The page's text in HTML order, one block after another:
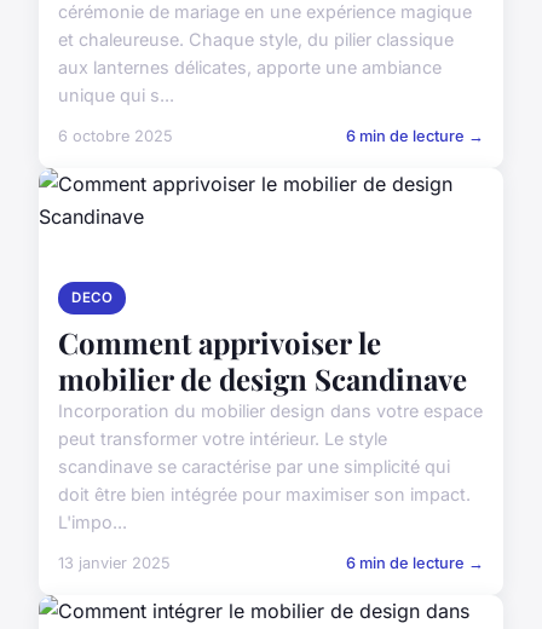
cérémonie de mariage en une expérience magique
et chaleureuse. Chaque style, du pilier classique
aux lanternes délicates, apporte une ambiance
unique qui s...
6 octobre 2025 6 min de lecture →
DECO
Comment apprivoiser le
mobilier de design Scandinave
Incorporation du mobilier design dans votre espace
peut transformer votre intérieur. Le style
scandinave se caractérise par une simplicité qui
doit être bien intégrée pour maximiser son impact.
L'impo...
13 janvier 2025 6 min de lecture →